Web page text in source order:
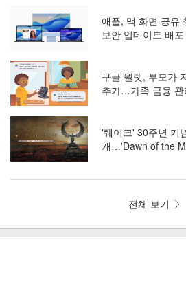
애플, 맥 화면 공유
보안 업데이트 배포
구글 월렛, 부모가
추가…가족 금융 관
'퀘이크' 30주년 기
개…'Dawn of the
전체 보기